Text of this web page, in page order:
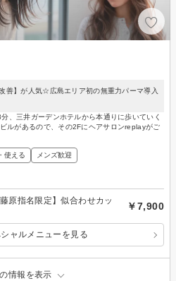
善】が人気☆広島エリア初の無重力パーマ導入
、三井ガーデンホテルから本通りに歩いていく
ルがあるので、その2Fにヘアサロンreplayがご
使える メンズ歓迎
原指名限定】似合わせカッ
￥7,900
ャルメニューを見る
情報を表示